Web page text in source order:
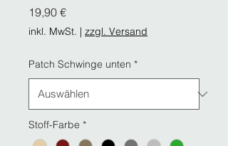
19,90 €Preis
inkl. MwSt. | zzgl. Versand
Patch Schwinge unten *
Stoff-Farbe *